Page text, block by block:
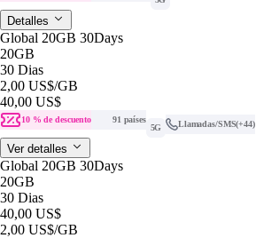
Detalles
Global 20GB 30Days
20GB
30 Dias
2,00 US$/GB
40,00 US$
10 % de descuento
91 países
5G
Llamadas/SMS(+44)
Ver detalles
Global 20GB 30Days
20GB
30 Dias
40,00 US$
2,00 US$/GB